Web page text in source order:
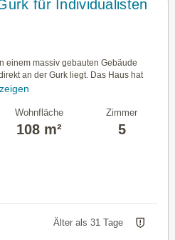
für Individualisten
einem massiv gebauten Gebäude
an der Gurk liegt. Das Haus hat
Wohnfläche
108 m²
Zimmer
5
Älter als 31 Tage